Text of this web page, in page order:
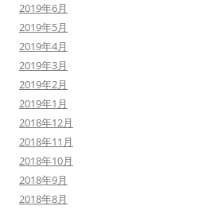
2019年6月
2019年5月
2019年4月
2019年3月
2019年2月
2019年1月
2018年12月
2018年11月
2018年10月
2018年9月
2018年8月